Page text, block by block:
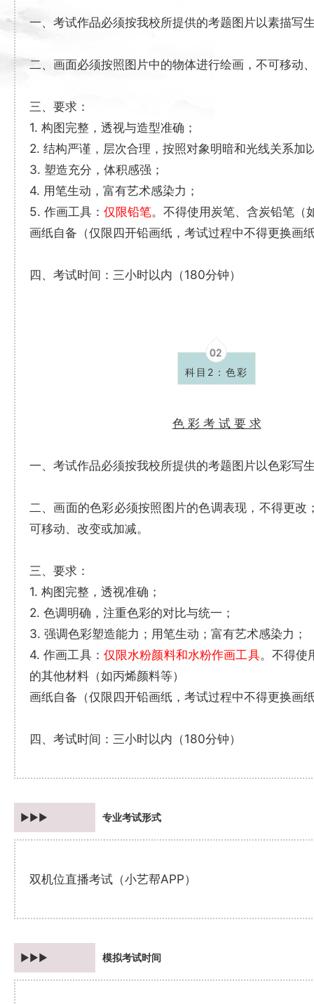
一、考试作品必须按我校所提供的考题图片以素描写
二、画面必须按照图片中的物体进行绘画，不可移动
三、要求：
1. 构图完整，透视与造型准确；
2. 结构严谨，层次合理，按照对象明暗和光线关系加
3. 塑造充分，体积感强；
4. 用笔生动，富有艺术感染力；
5. 作画工具： 仅限铅笔。不得使用炭笔、含炭铅笔（
画纸自备（仅限四开铅画纸，考试过程中不得更换画
四、考试时间：三小时以内（180分钟）
02
科目2：色彩
色 彩 考 试 要 求
一、考试作品必须按我校所提供的考题图片以色彩写
二、画面的色彩必须按照图片的色调表现，不得更改
可移动、改变或加减。
三、要求：
1. 构图完整，透视准确；
2. 色调明确，注重色彩的对比与统一；
3. 强调色彩塑造能力；用笔生动；富有艺术感染力；
4. 作画工具： 仅限水粉颜料和水粉作画工具。不得使
的其他材料（如丙烯颜料等）
画纸自备（仅限四开铅画纸，考试过程中不得更换画
四、考试时间：三小时以内（180分钟）
►►► 专业考试形式
双机位直播考试（小艺帮APP）
►►► 模拟考试时间